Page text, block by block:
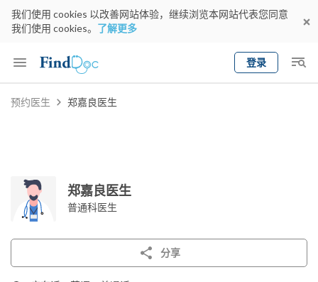
我们使用 cookies 以改善网站体验，继续浏览本网站代表您同意
我们使用 cookies。 了解更多
登录
Keyword
预约医生 郑嘉良医生
郑嘉良医生
普通科医生
分享